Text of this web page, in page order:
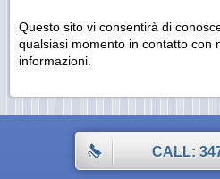
Questo sito vi consentirà di
qualsiasi momento in contatto con
informazioni.
CALL: